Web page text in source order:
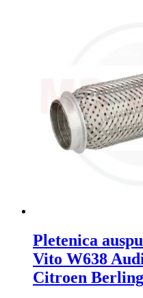
Pletenica
Vito W638
Citroen